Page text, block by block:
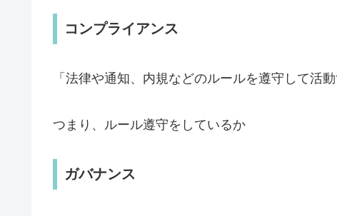
コンプライアンス
「法律や通知、内規などのルールを遵守して活
つまり、ルール遵守をしているか
ガバナンス